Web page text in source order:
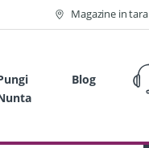
Magazine in tara
Blog